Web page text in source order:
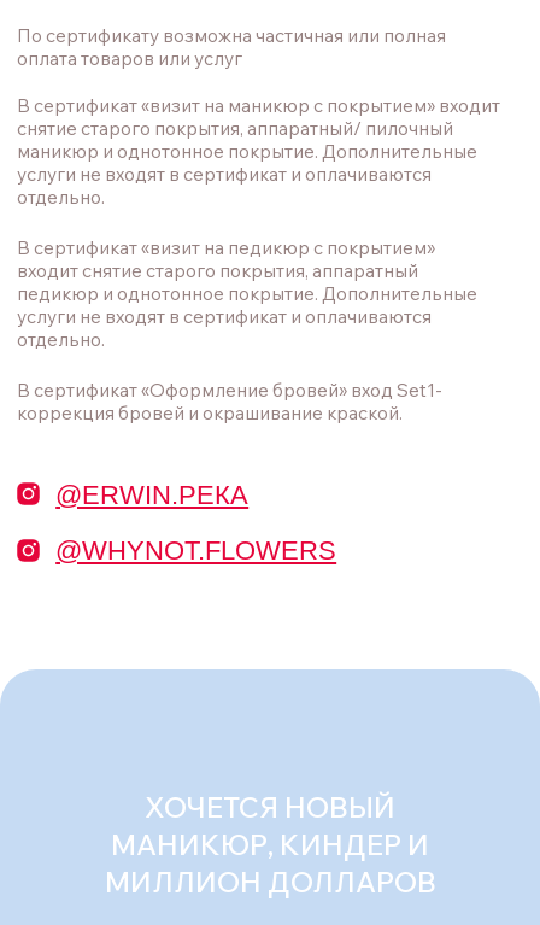
ХОЧЕТСЯ НОВЫЙ
МАНИКЮР, КИНДЕР И
МИЛЛИОН ДОЛЛАРОВ